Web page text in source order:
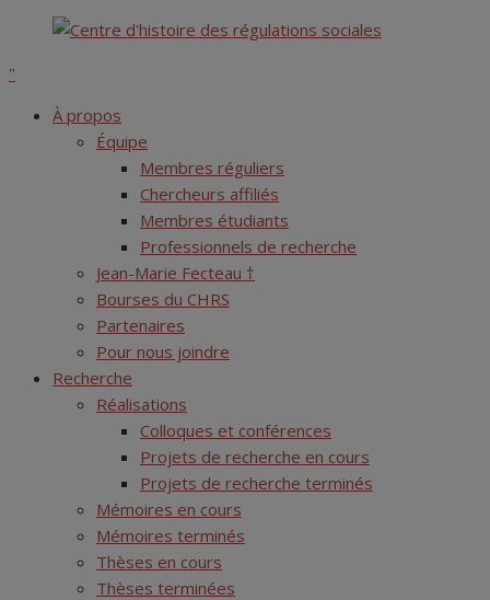
content
Centre d'histoire des régulations sociales
À propos
Équipe
Membres réguliers
Chercheurs affiliés
Membres étudiants
Professionnels de recherche
Jean-Marie Fecteau †
Bourses du CHRS
Partenaires
Pour nous joindre
Recherche
Réalisations
Colloques et conférences
Projets de recherche en cours
Projets de recherche terminés
Mémoires en cours
Mémoires terminés
Thèses en cours
Thèses terminées